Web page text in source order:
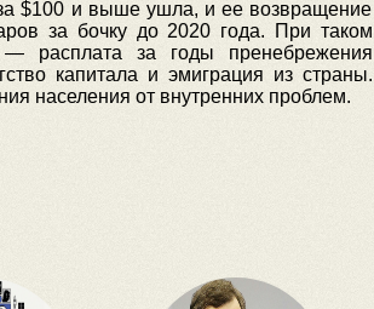
$100 и выше ушла, и ее возвращение
за бочку до 2020 года. При таком
— расплата за годы пренебрежения
капитала и эмиграция из страны.
населения от внутренних проблем.